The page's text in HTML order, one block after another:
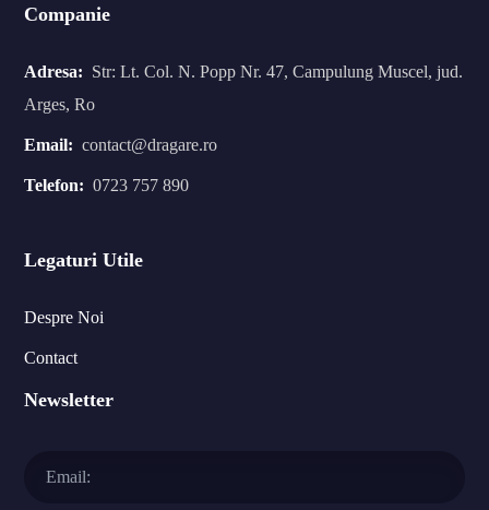
Companie
Adresa: Str: Lt. Col. N. Popp Nr. 47, Campulung Muscel, jud.
Arges, Ro
Email: contact@dragare.ro
Telefon: 0723 757 890
Legaturi Utile
Despre Noi
Contact
Newsletter